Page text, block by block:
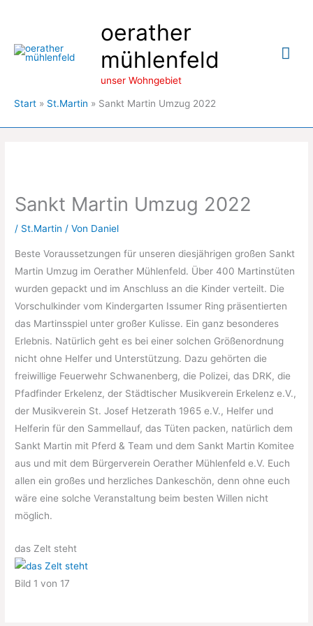
springen
oerather
mühlenfeld
unser Wohngebiet
Start St.Martin Sankt Martin Umzug 2022
Sankt Martin Umzug 2022
/ St.Martin / Von Daniel
Beste Voraussetzungen für unseren diesjährigen großen Sankt
Martin Umzug im Oerather Mühlenfeld. Über 400 Martinstüten
wurden gepackt und im Anschluss an die Kinder verteilt. Die
Vorschulkinder vom Kindergarten Issumer Ring präsentierten
das Martinsspiel unter großer Kulisse. Ein ganz besonderes
Erlebnis. Natürlich geht es bei einer solchen Größenordnung
nicht ohne Helfer und Unterstützung. Dazu gehörten die
freiwillige Feuerwehr Schwanenberg, die Polizei, das DRK, die
Pfadfinder Erkelenz, der Städtischer Musikverein Erkelenz e.V.,
der Musikverein St. Josef Hetzerath 1965 e.V., Helfer und
Helferin für den Sammellauf, das Tüten packen, natürlich dem
Sankt Martin mit Pferd & Team und dem Sankt Martin Komitee
aus und mit dem Bürgerverein Oerather Mühlenfeld e.V. Euch
allen ein großes und herzliches Dankeschön, denn ohne euch
wäre eine solche Veranstaltung beim besten Willen nicht
möglich.
das Zelt steht
Bild 1 von 17